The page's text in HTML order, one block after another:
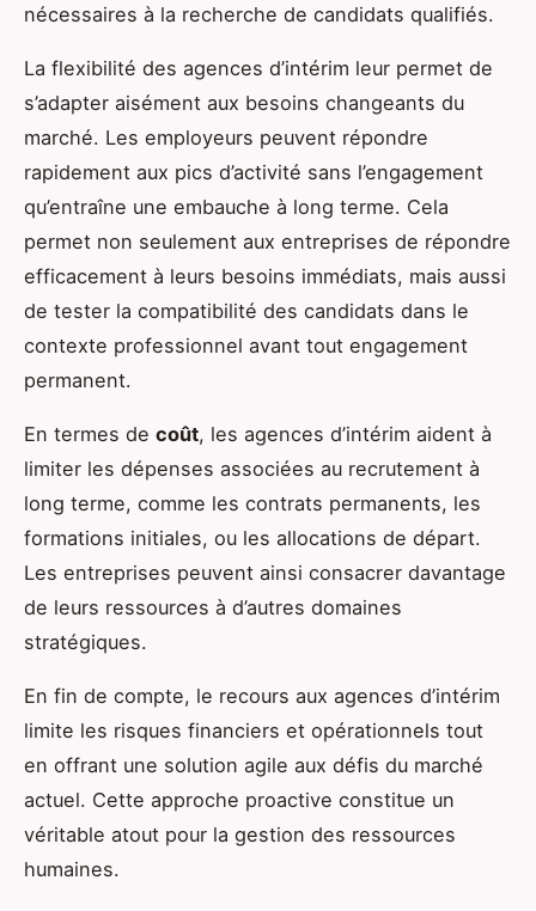
nécessaires à la recherche de candidats qualifiés.
La flexibilité des agences d’intérim leur permet de
s’adapter aisément aux besoins changeants du
marché. Les employeurs peuvent répondre
rapidement aux pics d’activité sans l’engagement
qu’entraîne une embauche à long terme. Cela
permet non seulement aux entreprises de répondre
efficacement à leurs besoins immédiats, mais aussi
de tester la compatibilité des candidats dans le
contexte professionnel avant tout engagement
permanent.
En termes de coût, les agences d’intérim aident à
limiter les dépenses associées au recrutement à
long terme, comme les contrats permanents, les
formations initiales, ou les allocations de départ.
Les entreprises peuvent ainsi consacrer davantage
de leurs ressources à d’autres domaines
stratégiques.
En fin de compte, le recours aux agences d’intérim
limite les risques financiers et opérationnels tout
en offrant une solution agile aux défis du marché
actuel. Cette approche proactive constitue un
véritable atout pour la gestion des ressources
humaines.